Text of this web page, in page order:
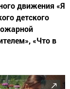
движения «Я
детского
«Что в